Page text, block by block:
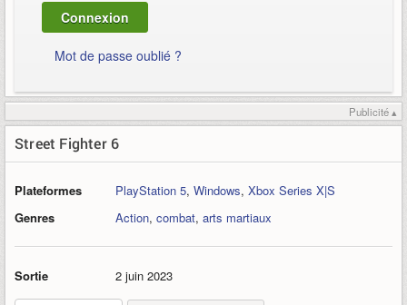
Mot de passe oublié ?
Publicité ▴
Street Fighter 6
Plateformes PlayStation 5, Windows, Xbox Series X|S
Genres
Action, combat, arts martiaux
Sortie 2 juin 2023